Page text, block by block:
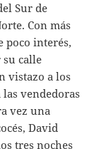
Sur de
Con más
poco interés,
su calle
vistazo a los
vendedoras
vez una
David
tres noches